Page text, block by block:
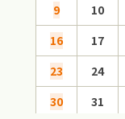
9
10
16
17
23
24
30
31